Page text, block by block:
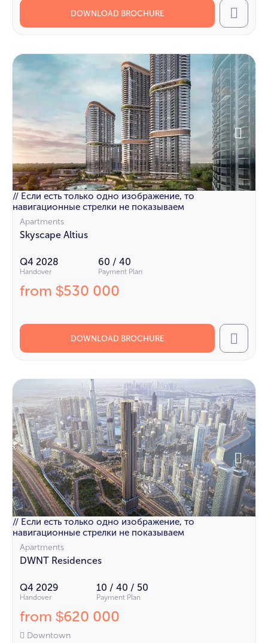
DOWNLOAD BROCHURE Call
// Если есть только одно изображение, то
навигационные стрелки не показываем
Apartments
Skyscape Altius
Q4 2028
Handover
60 / 40
Payment Plan
from $530 000
DOWNLOAD BROCHURE Call
// Если есть только одно изображение, то
навигационные стрелки не показываем
Apartments
DWNT Residences
Q4 2029
Handover
10 / 40 / 50
Payment Plan
from $620 000
Downtown